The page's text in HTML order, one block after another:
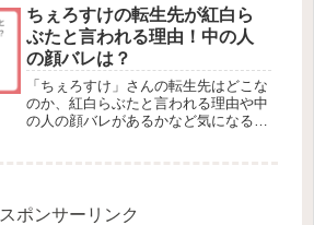
月19日にデビュー！蘭阜（ランフー）
という架空の街を舞台に活動...
ちぇろすけの転生先が紅白ら
ぶたと言われる理由！中の人
の顔バレは？
「ちぇろすけ」さんの転生先はどこな
のか、紅白らぶたと言われる理由や中
の人の顔バレがあるかなど気になる情
スポンサーリンク